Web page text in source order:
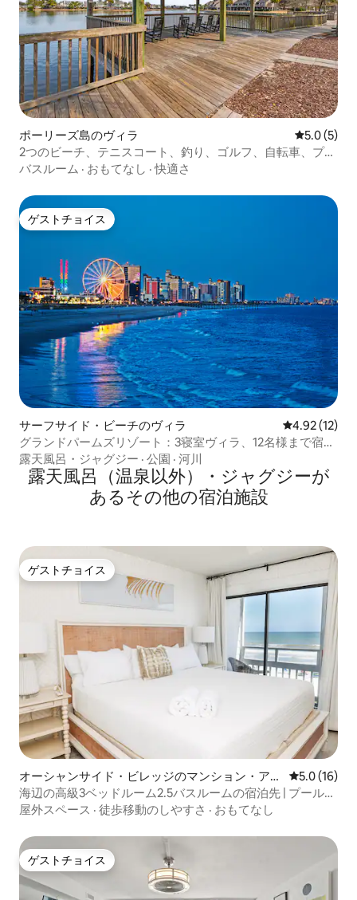
ポーリーズ島のヴィラ レビュー5
5.0 (5)
2つのビーチ、テニスコート、釣り、ゴルフ、自転車、プー
ルまで徒歩圏内。
バスルーム · おもてなし ·快適さ
ゲストチョイス
ゲストチョイス
サーフサイド・ビーチのヴィラ レビュー12
4.92 (12)
グランドパームズリゾート：3寝室ヴィラ、12名様まで宿泊
可、キッチン
露天風呂・ジャグジー · 公園 · 河川
露天風呂（温泉以外）・ジャグジーが
あるその他の宿泊施設
ゲストチョイス
ゲストチョイス
オーシャンサイド・ビレッジのマンション・アパ
ート
レビュー16
5.0 (16)
海辺の高級3ベッドルーム2.5バスルームの宿泊先 | プール＋
ジャグジー付き
屋外スペース · 徒歩移動のしやすさ · おもてなし
ゲストチョイス
ゲストチョイス